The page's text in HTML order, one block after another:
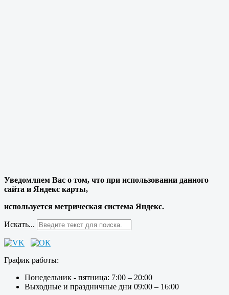
Уведомляем Вас о том, что при использовании данного
сайта и Яндекс карты,
используется метрическая система Яндекс.
Искать...
График работы:
Понедельник - пятница: 7:00 – 20:00
Выходные и праздничные дни 09:00 – 16:00